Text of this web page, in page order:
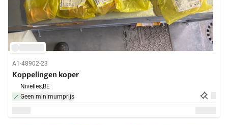
A1-48902-23
Koppelingen koper
Nivelles,BE
Geen minimumprijs